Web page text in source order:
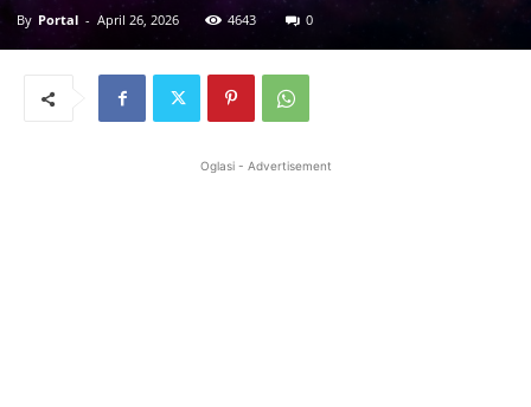
By Portal - April 26, 2026 4643 0
Oglasi - Advertisement